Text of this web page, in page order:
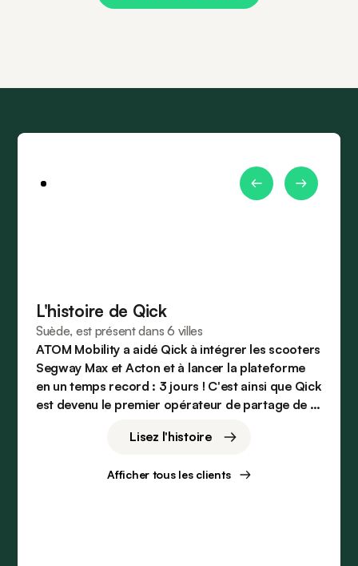
L'histoire de Qick
Suède, est présent dans 6 villes
ATOM Mobility a aidé Qick à intégrer les scooters
Segway Max et Acton et à lancer la plateforme
en un temps record : 3 jours ! C'est ainsi que Qick
est devenu le premier opérateur de partage de la
Lisez l'histoire
Afficher tous les clients